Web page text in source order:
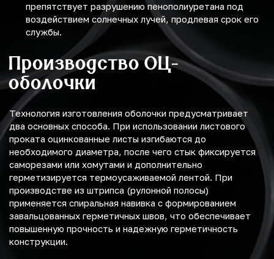
препятствует разрушению пенополиуретана под
воздействием солнечных лучей, продлевая срок его
службы.
Производство ОЦ-
оболочки
Технология изготовления оболочки предусматривает
два основных способа. При использовании листового
проката оцинкованные листы изгибаются до
необходимого диаметра, после чего стык фиксируется
саморезами или хомутами и дополнительно
герметизируется термоусаживаемой лентой. При
производстве из штрипса (рулонной полосы)
применяется спиральная навивка с формированием
завальцованных герметичных швов, что обеспечивает
повышенную прочность и надежную герметичность
конструкции.